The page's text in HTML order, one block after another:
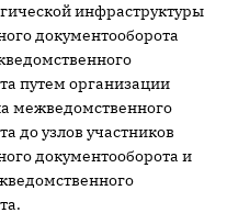
инфраструктуры
документооборота
путем организации
межведомственного
до узлов участников
документооборота и